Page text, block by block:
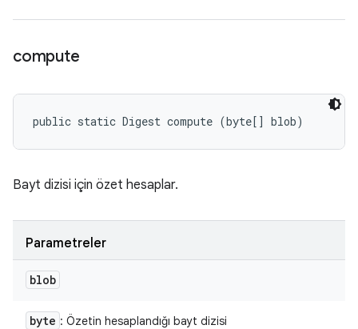
compute
public static Digest compute (byte[] blob)
Bayt dizisi için özet hesaplar.
Parametreler
blob
byte : Özetin hesaplandığı bayt dizisi